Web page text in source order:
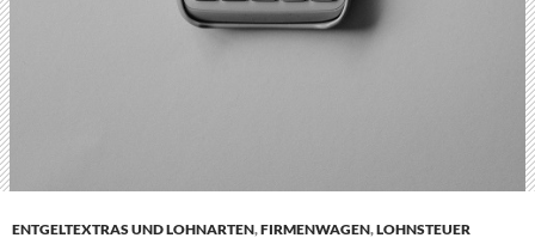
ENTGELTEXTRAS UND LOHNARTEN,FIRMENWAGEN,LOHNSTEUER